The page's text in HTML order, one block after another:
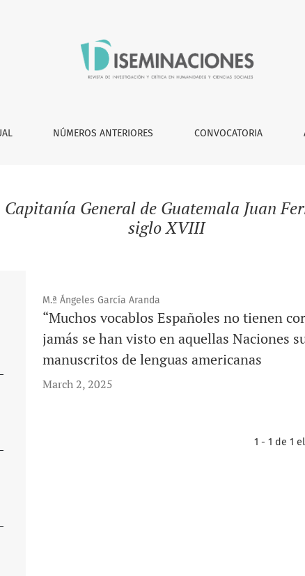
NÚMEROS ANTERIORES CONVOCATORIA
Capitanía General de Guatemala Juan
siglo XVIII
M.ª Ángeles García Aranda
“Muchos vocablos Españoles no tienen
jamás se han visto en aquellas Naciones
manuscritos de lenguas americanas
March 2, 2025
1 - 1 de 1